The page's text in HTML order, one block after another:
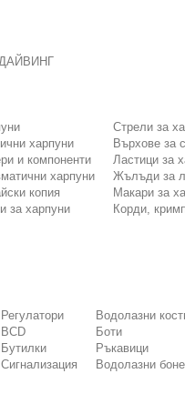
харпуни
и компоненти
харпуни
копия
за харпуни
Стрели за
Върхове за
Ластици за
Жълъди за
Макари за
Корди,
Регулатори
BCD
Бутилки
Сигнализация
Водолазни
Боти
Ръкавици
Водолазни